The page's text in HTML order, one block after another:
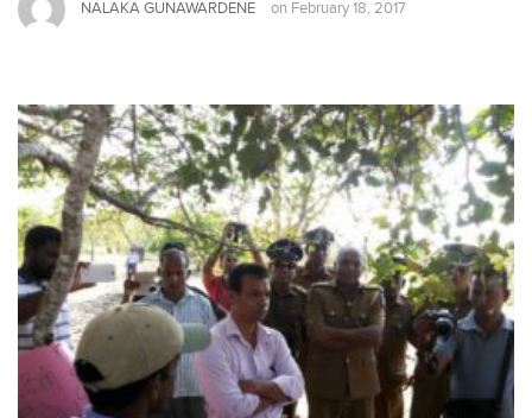
NALAKA GUNAWARDENE on February 18, 2017